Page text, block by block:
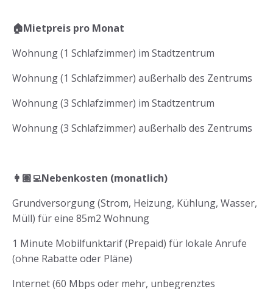
🏠Mietpreis pro Monat
Wohnung (1 Schlafzimmer) im Stadtzentrum
Wohnung (1 Schlafzimmer) außerhalb des Zentrums
Wohnung (3 Schlafzimmer) im Stadtzentrum
Wohnung (3 Schlafzimmer) außerhalb des Zentrums
👩🏽‍💻Nebenkosten (monatlich)
Grundversorgung (Strom, Heizung, Kühlung, Wasser,
Müll) für eine 85m2 Wohnung
1 Minute Mobilfunktarif (Prepaid) für lokale Anrufe
(ohne Rabatte oder Pläne)
Internet (60 Mbps oder mehr, unbegrenztes